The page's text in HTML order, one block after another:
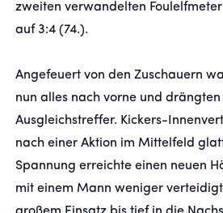
zweiten verwandelten
auf 3:4 (74.).
Angefeuert von den Zuschauern
nun alles nach vorne und
Ausgleichstreffer. Kickers-
nach einer Aktion im Mittelfeld
Spannung erreichte einen neuen
mit einem Mann weniger